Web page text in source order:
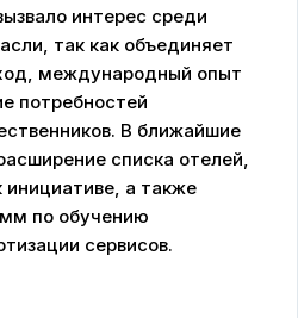
интерес среди
так как объединяет
международный опыт
потребностей
В ближайшие
списка отелей,
а также
по обучению
сервисов.